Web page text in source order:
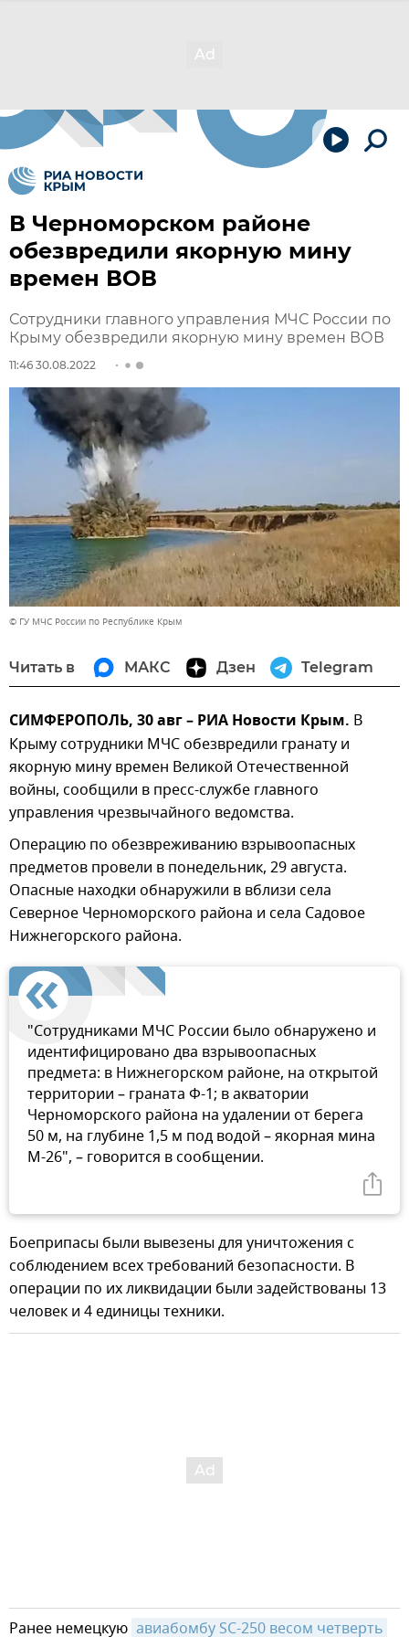
В Черноморском районе
обезвредили якорную мину
времен ВОВ
Сотрудники главного управления МЧС России по
Крыму обезвредили якорную мину времен ВОВ
11:46 30.08.2022
© ГУ МЧС России по Республике Крым
Читать в МАКС Дзен Telegram
СИМФЕРОПОЛЬ, 30 авг – РИА Новости Крым. В
Крыму сотрудники МЧС обезвредили гранату и
якорную мину времен Великой Отечественной
войны, сообщили в пресс-службе главного
управления чрезвычайного ведомства.
Операцию по обезвреживанию взрывоопасных
предметов провели в понедельник, 29 августа.
Опасные находки обнаружили в вблизи села
Северное Черноморского района и села Садовое
Нижнегорского района.
"Сотрудниками МЧС России было обнаружено и
идентифицировано два взрывоопасных
предмета: в Нижнегорском районе, на открытой
территории – граната Ф-1; в акватории
Черноморского района на удалении от берега
50 м, на глубине 1,5 м под водой – якорная мина
М-26", – говорится в сообщении.
Боеприпасы были вывезены для уничтожения с
соблюдением всех требований безопасности. В
операции по их ликвидации были задействованы 13
человек и 4 единицы техники.
Ранее немецкую авиабомбу SC-250 весом четверть